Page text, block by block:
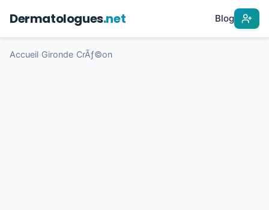
Dermatologues.net Blog
Accueil Gironde CrÃƒ©on